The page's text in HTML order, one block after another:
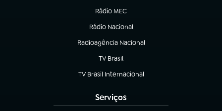
Rádio MEC
Rádio Nacional
(abre em nova aba)
Radioagência Nacional
(abre em nova aba)
TV Brasil
(abre em nova aba)
TV Brasil Internacional
(abre em nova aba)
Serviços